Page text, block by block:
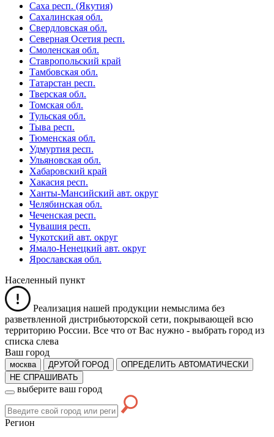
Саха респ. (Якутия)
Сахалинская обл.
Свердловская обл.
Северная Осетия респ.
Смоленская обл.
Ставропольский край
Тамбовская обл.
Татарстан респ.
Тверская обл.
Томская обл.
Тульская обл.
Тыва респ.
Тюменская обл.
Удмуртия респ.
Ульяновская обл.
Хабаровский край
Хакасия респ.
Ханты-Мансийский авт. округ
Челябинская обл.
Чеченская респ.
Чувашия респ.
Чукотский авт. округ
Ямало-Ненецкий авт. округ
Ярославская обл.
Населенный пункт
Реализация нашей продукции немыслима без
разветвленной дистрибьюторской сети, покрывающей всю
территорию России. Все что от Вас нужно - выбрать город из
списка слева
Ваш город
москва ДРУГОЙ ГОРОД
ОПРЕДЕЛИТЬ АВТОМАТИЧЕСКИ
НЕ СПРАШИВАТЬ
выберите ваш город
Регион